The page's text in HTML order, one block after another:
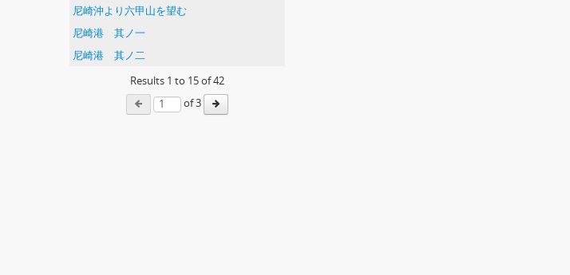
尼崎沖より六甲山を望む
尼崎港 其ノ一
尼崎港 其ノ二
Results 1 to 15of 42
of 3